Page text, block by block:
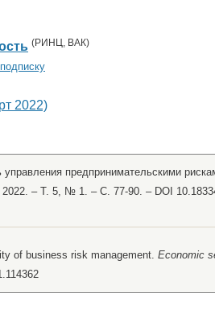
(РИНЦ, ВАК)
2022)
предпринимательскими
2022. – Т. 5, № 1. – С. 77-90. – DOI
of business risk management. Economic